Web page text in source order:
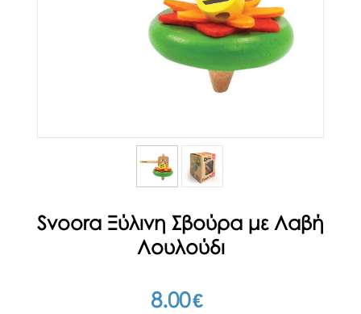
Svoora Ξύλινη Σβούρα με Λαβή
Λουλούδι
8.00€